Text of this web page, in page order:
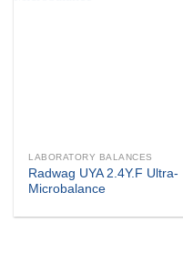
LABORATORY BALANCES
Radwag UYA 2.4Y.F Ultra-
Microbalance